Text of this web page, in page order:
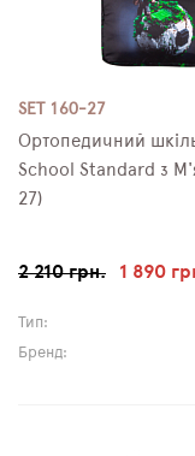
SET 160-27
Ортопедичний
School Standard з
27)
2 210 грн. 1 890
Тип:
Бренд: